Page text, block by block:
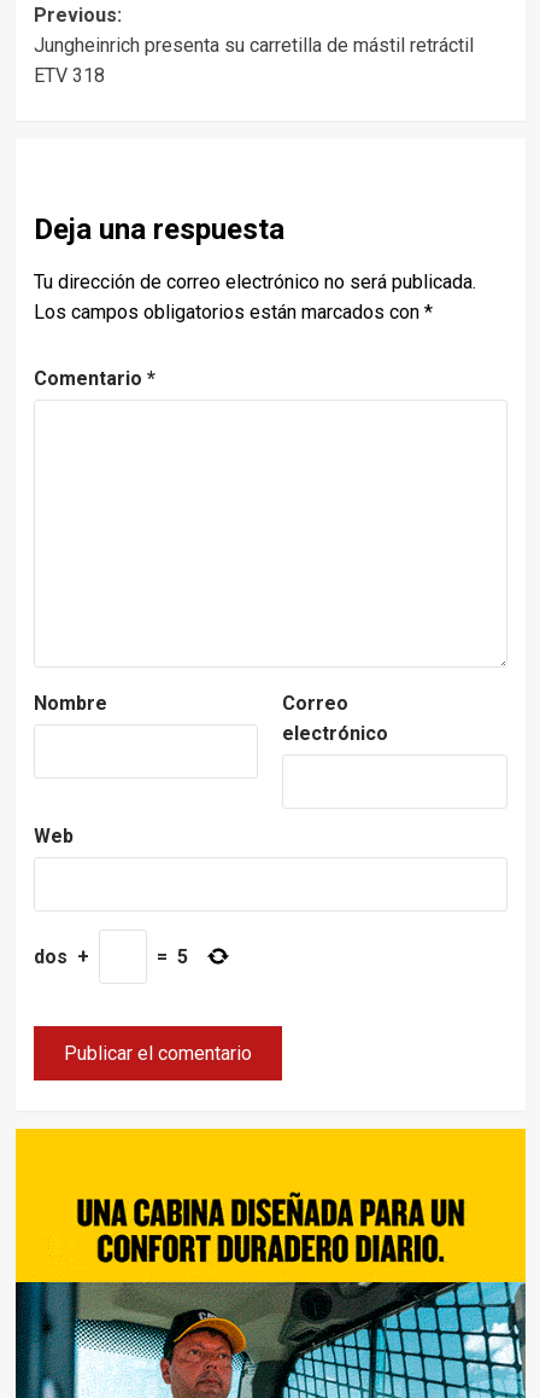
Post
navigation
Previous:
Jungheinrich presenta su carretilla de mástil retráctil
ETV 318
Deja una respuesta
Tu dirección de correo electrónico no será publicada.
Los campos obligatorios están marcados con *
Comentario *
Nombre
Correo
electrónico
Web
dos + = 5